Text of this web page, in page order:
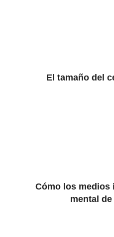
El tamaño del
Cómo los medios
mental